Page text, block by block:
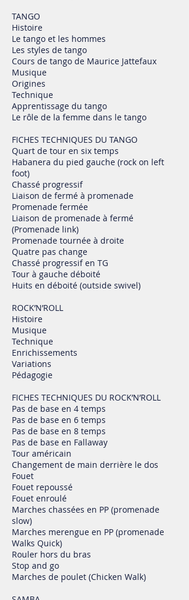
TANGO
Histoire
Le tango et les hommes
Les styles de tango
Cours de tango de Maurice Jattefaux
Musique
Origines
Technique
Apprentissage du tango
Le rôle de la femme dans le tango
FICHES TECHNIQUES DU TANGO
Quart de tour en six temps
Habanera du pied gauche (rock on left
foot)
Chassé progressif
Liaison de fermé à promenade
Promenade fermée
Liaison de promenade à fermé
(Promenade link)
Promenade tournée à droite
Quatre pas change
Chassé progressif en TG
Tour à gauche déboité
Huits en déboité (outside swivel)
ROCK’N’ROLL
Histoire
Musique
Technique
Enrichissements
Variations
Pédagogie
FICHES TECHNIQUES DU ROCK’N’ROLL
Pas de base en 4 temps
Pas de base en 6 temps
Pas de base en 8 temps
Pas de base en Fallaway
Tour américain
Changement de main derrière le dos
Fouet
Fouet repoussé
Fouet enroulé
Marches chassées en PP (promenade
slow)
Marches merengue en PP (promenade
Walks Quick)
Rouler hors du bras
Stop and go
Marches de poulet (Chicken Walk)